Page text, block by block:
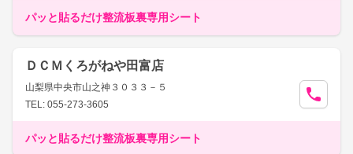
パッと貼るだけ整流板裏専用シート
ＤＣＭくろがねや田富店
山梨県中央市山之神３０３３－５
TEL: 055-273-3605
パッと貼るだけ整流板裏専用シート